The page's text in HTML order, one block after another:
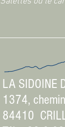
LA SIDOINE
1374,
84410